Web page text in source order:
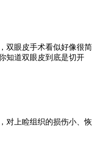
双眼皮手术看似好像很简
知道双眼皮到底是切开
对上睑组织的损伤小、恢